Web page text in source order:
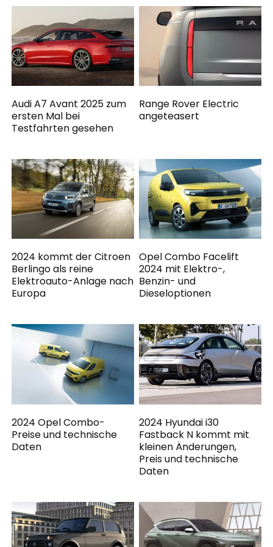
Audi A7 Avant 2025 zum
ersten Mal bei
Testfahrten gesehen
Range Rover Electric
angeteasert
2024 kommt der Citroen
Berlingo als reine
Elektroauto-Anlage nach
Europa
Opel Combo Facelift
2024 mit Elektro-,
Benzin- und
Dieseloptionen
2024 Opel Combo-
Preise und technische
Daten
2024 Hyundai i30
Fastback N kommt mit
kleinen Änderungen,
Preis und technische
Daten